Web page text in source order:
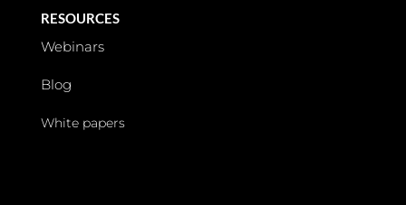
RESOURCES
Webinars
Blog
White papers